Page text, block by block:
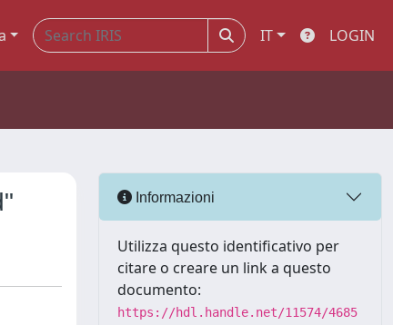
IT LOGIN
Informazioni
Utilizza questo identificativo per
citare o creare un link a questo
documento:
https://hdl.handle.net/11574/4685